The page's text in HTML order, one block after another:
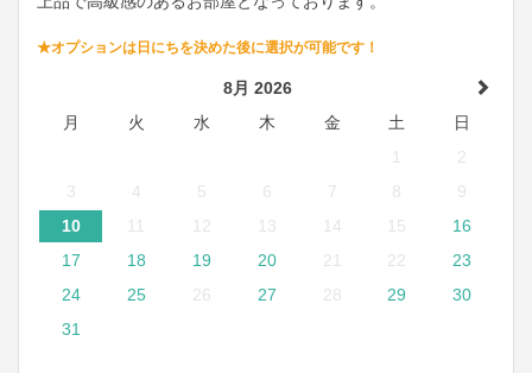
★オプションは日にちを決めた後に選択が可能です！
8月 2026
月
火 水 木 金 土
日
2
3
4 5 6 7 8
9
10
12 13 14 15
16
17
18 19 20 21 22
23
24
25 26 27 28 29
30
31